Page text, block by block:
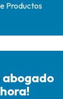
Productos
abogado